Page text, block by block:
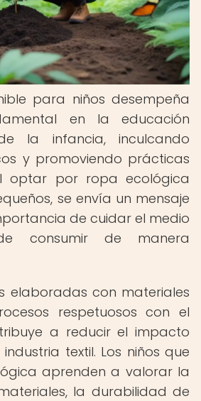
para niños desempeña
en la educación
la infancia, inculcando
y promoviendo prácticas
optar por ropa ecológica
se envía un mensaje
de cuidar el medio
consumir de manera
elaboradas con materiales
respetuosos con el
a reducir el impacto
textil. Los niños que
aprenden a valorar la
la durabilidad de